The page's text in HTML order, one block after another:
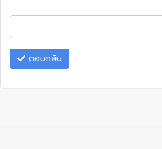
ตอบกลับ